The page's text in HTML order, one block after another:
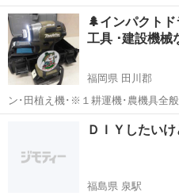
愛知 知多郡 内海駅 その
🌲インパクト
工具 ･建設機
福岡県 田川郡
ン･田植え機･※１耕運機･農機具全般
級の買取＆販…
リサイクルシ
ＤＩＹしたい
福島県 泉駅